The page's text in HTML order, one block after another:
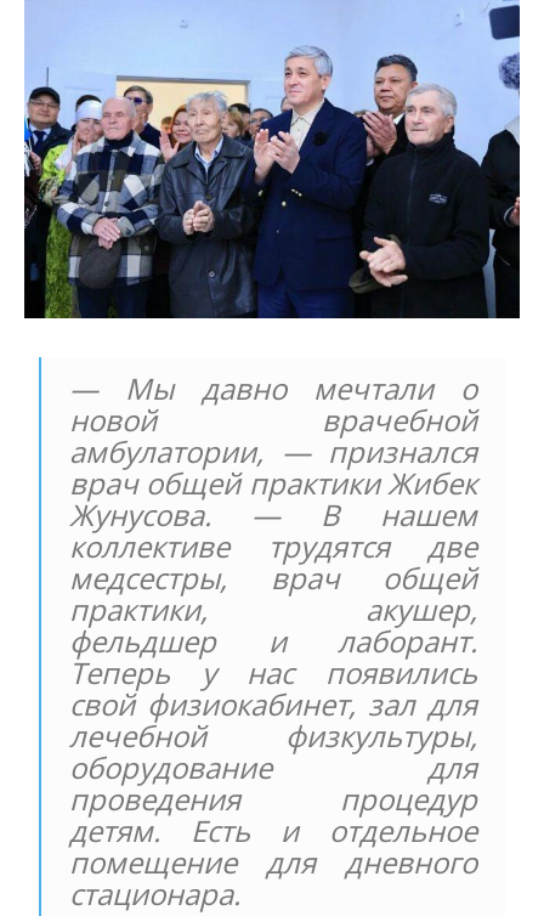
— Мы давно мечтали о
новой врачебной
амбулатории, — признался
врач общей практики Жибек
Жунусова. — В нашем
коллективе трудятся две
медсестры, врач общей
практики, акушер,
фельдшер и лаборант.
Теперь у нас появились
свой физиокабинет, зал для
лечебной физкультуры,
оборудование для
проведения процедур
детям. Есть и отдельное
помещение для дневного
стационара.